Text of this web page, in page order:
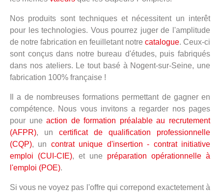
Nos produits sont techniques et nécessitent un interêt
pour les technologies. Vous pourrez juger de l'amplitude
de notre fabrication en feuilletant notre catalogue. Ceux-ci
sont conçus dans notre bureau d'études, puis fabriqués
dans nos ateliers. Le tout basé à Nogent-sur-Seine, une
fabrication 100% française !
Il a de nombreuses formations permettant de gagner en
compétence. Nous vous invitons a regarder nos pages
pour uneaction de formation préalable au recrutement
(AFPR), un certificat de qualification professionnelle
(CQP), un contrat unique d'insertion - contrat initiative
emploi (CUI-CIE), et une préparation opérationnelle à
l'emploi (POE).
Si vous ne voyez pas l'offre qui correpond exactetement à